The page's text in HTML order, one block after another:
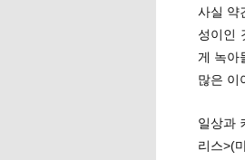
사실 약
성이인
게 녹아
많은 이
일상과
리스>(